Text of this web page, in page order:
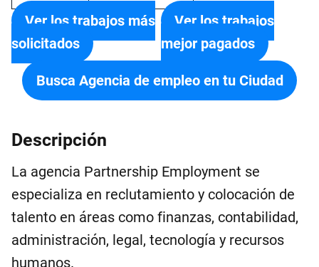
Ver los trabajos más
solicitados
Ver los trabajos
mejor pagados
Busca Agencia de empleo en tu Ciudad
Descripción
La agencia Partnership Employment se
especializa en reclutamiento y colocación de
talento en áreas como finanzas, contabilidad,
administración, legal, tecnología y recursos
humanos.